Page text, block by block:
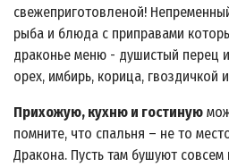
свежеприготовленой!
рыба и блюда с приправами
драконье меню - душистый перец
орех, имбирь, корица, гвоздичкой
Прихожую, кухню и гостиную
помните, что спальня – не то
Дракона. Пусть там бушуют совсем